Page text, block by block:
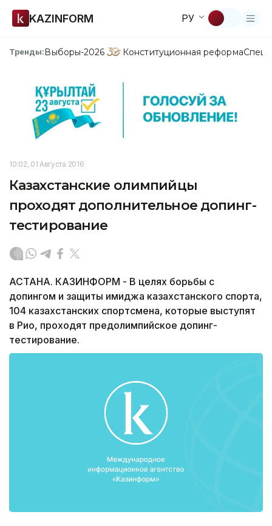
KAZINFORM РУ
Тренды:Выборы-2026 Конституционная реформа
10:02, 01 Августа 2016
Казахстанские олимпийцы
проходят дополнительное допинг-
тестирование
АСТАНА. КАЗИНФОРМ - В целях борьбы с
допингом и защиты имиджа казахстанского спорта,
104 казахстанских спортсмена, которые выступят
в Рио, проходят предолимпийское допинг-
тестирование.